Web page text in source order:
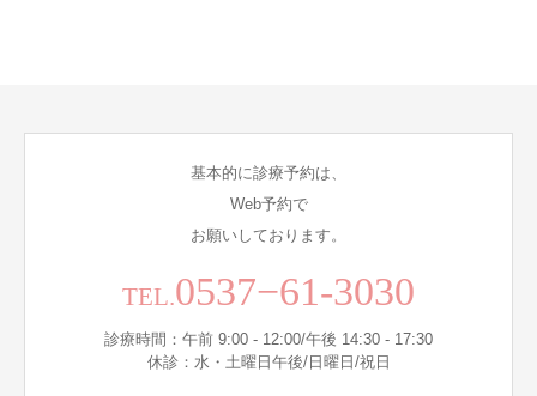
基本的に診療予約は、
Web予約で
お願いしております。
TEL.0537−61-3030
診療時間：午前 9:00 - 12:00/午後 14:30 - 17:30
休診：水・土曜日午後/日曜日/祝日